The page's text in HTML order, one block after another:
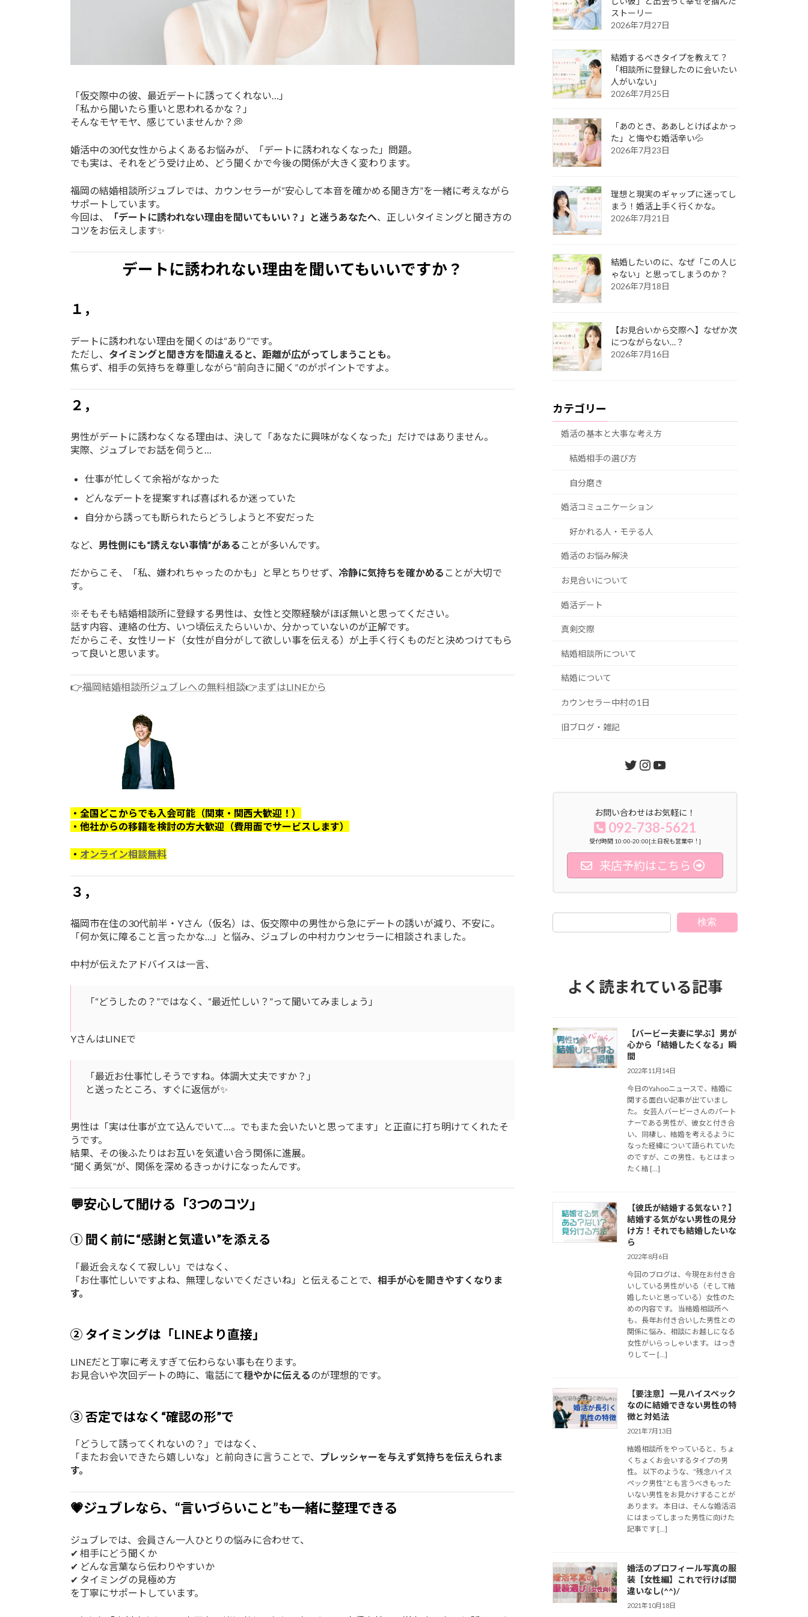
「仮交際中の彼、最近デートに誘ってくれない…」
「私から聞いたら重いと思われるかな？」
そんなモヤモヤ、感じていませんか？💭
婚活中の30代女性からよくあるお悩みが、「デートに誘われなくなった」問題。
でも実は、それをどう受け止め、どう聞くかで今後の関係が大きく変わります。
福岡の結婚相談所ジュブレでは、カウンセラーが“安心して本音を確かめる聞き方”を一緒に考えながら
サポートしています。
今回は、
「デートに誘われない理由を聞いてもいい？」と迷うあなたへ、正しいタイミングと聞き方の
コツをお伝えします✨
デートに誘われない理由を聞いてもいいですか？
１，
デートに誘われない理由を聞くのは“あり”です。
ただし、 タイミングと聞き方を間違えると、距離が広がってしまうことも。
焦らず、相手の気持ちを尊重しながら“前向きに聞く”のがポイントですよ。
２，
男性がデートに誘わなくなる理由は、決して「あなたに興味がなくなった」だけではありません。
実際、ジュブレでお話を伺うと…
仕事が忙しくて余裕がなかった
どんなデートを提案すれば喜ばれるか迷っていた
自分から誘っても断られたらどうしようと不安だった
など、 男性側にも“誘えない事情”がある ことが多いんです。
だからこそ、「私、嫌われちゃったのかも」と早とちりせず、 冷静に気持ちを確かめる ことが大切で
す。
※そもそも結婚相談所に登録する男性は、女性と交際経験がほぼ無いと思ってください。
話す内容、連絡の仕方、いつ頃伝えたらいいか、分かっていないのが正解です。
だからこそ、女性リード（女性が自分がして欲しい事を伝える）が上手く行くものだと決めつけてもら
って良いと思います。
👉福岡結婚相談所ジュブレへの無料相談👉 まずはLINEから
・全国どこからでも入会可能（関東・関西大歓迎！）
・他社からの移籍を検討の方大歓迎（費用面でサービスします）
・ オンライン相談無料
３，
福岡市在住の30代前半・Yさん（仮名）は、仮交際中の男性から急にデートの誘いが減り、不安に。
「何か気に障ること言ったかな…」と悩み、ジュブレの中村カウンセラーに相談されました。
中村が伝えたアドバイスは一言、
「“どうしたの？”ではなく、“最近忙しい？”って聞いてみましょう」
YさんはLINEで
「最近お仕事忙しそうですね。体調大丈夫ですか？」
と送ったところ、すぐに返信が✨
男性は「実は仕事が立て込んでいて…。でもまた会いたいと思ってます」と正直に打ち明けてくれたそ
うです。
結果、その後ふたりはお互いを気遣い合う関係に進展。
“聞く勇気”が、関係を深めるきっかけになったんです。
💬安心して聞ける「3つのコツ」
① 聞く前に“感謝と気遣い”を添える
「最近会えなくて寂しい」ではなく、
「お仕事忙しいですよね、無理しないでくださいね」と伝えることで、 相手が心を開きやすくなりま
す。
② タイミングは「LINEより直接」
LINEだと丁寧に考えすぎて伝わらない事も在ります。
お見合いや次回デートの時に、電話にて穏やかに伝えるのが理想的です。
③ 否定ではなく“確認の形”で
「どうして誘ってくれないの？」ではなく、
「またお会いできたら嬉しいな」と前向きに言うことで、 プレッシャーを与えず気持ちを伝えられま
す。
💗ジュブレなら、“言いづらいこと”も一緒に整理できる
ジュブレでは、会員さん一人ひとりの悩みに合わせて、
✔ 相手にどう聞くか
✔ どんな言葉なら伝わりやすいか
✔ タイミングの見極め方
を丁寧にサポートしています。
ストーリー
2026年7月27日
結婚するべきタイプを教えて？
「相談所に登録したのに会いたい
人がいない」
2026年7月25日
「あのとき、ああしとけばよかっ
た」と悔やむ婚活辛い💦
2026年7月23日
理想と現実のギャップに迷ってし
まう！婚活上手く行くかな。
2026年7月21日
結婚したいのに、なぜ「この人じ
ゃない」と思ってしまうのか？
2026年7月18日
【お見合いから交際へ】なぜか次
につながらない…？
2026年7月16日
カテゴリー
婚活の基本と大事な考え方
結婚相手の選び方
自分磨き
婚活コミュニケーション
好かれる人・モテる人
婚活のお悩み解決
お見合いについて
婚活デート
真剣交際
結婚相談所について
結婚について
カウンセラー中村の1日
旧ブログ・雑記
Twitter
Instagram
YouTube
お問い合わせはお気軽に！
092-738-5621
受付時間 10:00-20:00[土日祝も営業中！]
来店予約はこちら
検索
よく読まれている記事
【バービー夫妻に学ぶ】男が
心から「結婚したくなる」瞬
間
2022年11月14日
今日のYahooニュースで、結婚に
関する面白い記事が出ていまし
た。 女芸人バービーさんのパート
ナーである男性が、彼女と付き合
い、同棲し、結婚を考えるように
なった経緯について語られていた
のですが、この男性、もとはまっ
たく結 […]
【彼氏が結婚する気ない？】
結婚する気がない男性の見分
け方！それでも結婚したいな
ら
2022年8月6日
今回のブログは、今現在お付き合
いしている男性がいる（そして結
婚したいと思っている）女性のた
めの内容です。 当結婚相談所へ
も、長年お付き合いした男性との
関係に悩み、相談にお越しになる
女性がいらっしゃいます。 はっき
りしてー […]
【要注意】一見ハイスペック
なのに結婚できない男性の特
徴と対処法
2021年7月13日
結婚相談所をやっていると、ちょ
くちょくお会いするタイプの男
性。 以下のような、”残念ハイス
ペック男性”とも言うべきもった
いない男性をお見かけすることが
あります。 本日は、そんな婚活沼
にはまってしまった男性に向けた
記事です […]
婚活のプロフィール写真の服
装【女性編】これで行けば間
違いなし(^^)/
2021年10月18日